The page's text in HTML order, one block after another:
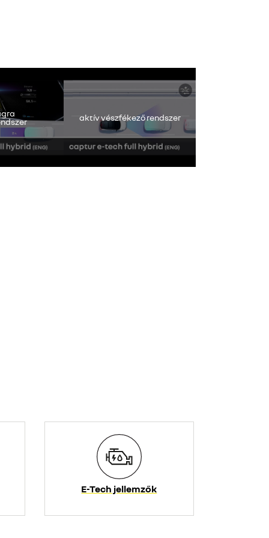
aktív vészfékező rendszer
E-Tech jellemzők